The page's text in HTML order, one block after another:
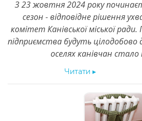
З 23 жовтня 2024 року
сезон - відповідне рішення
комітет Канівської міської
підприємства будуть
оселях канівчан
Читати ▸